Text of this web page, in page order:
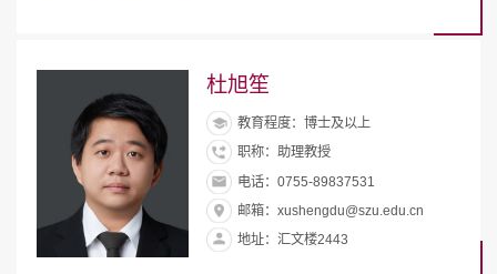
杜旭笙
教育程度：博士及以上
职称：助理教授
电话：0755-89837531
邮箱：xushengdu@szu.edu.cn
地址：汇文楼2443